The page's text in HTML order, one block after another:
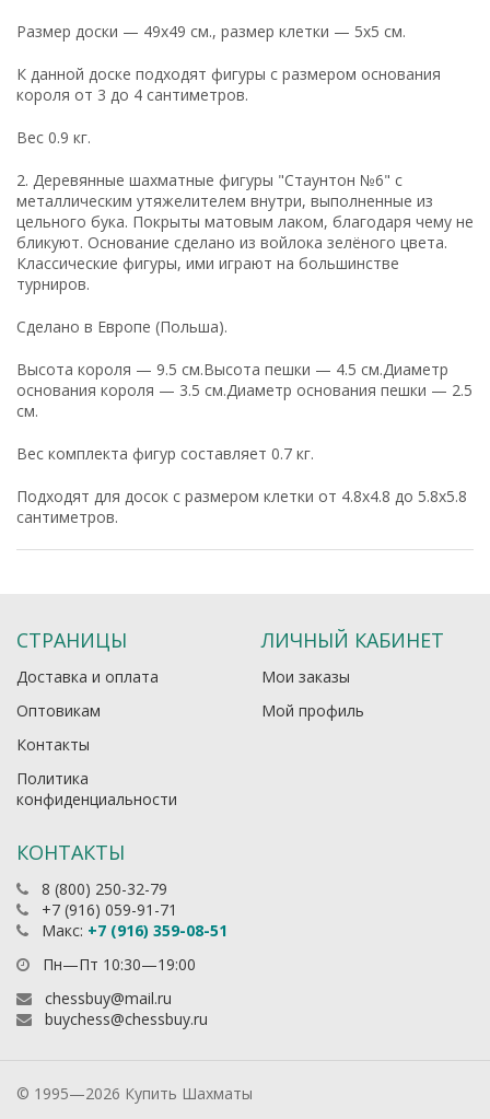
Размер доски — 49x49 см., размер клетки — 5x5 см.
К данной доске подходят фигуры с размером основания
короля от 3 до 4 сантиметров.
Вес 0.9 кг.
2. Деревянные шахматные фигуры "Стаунтон №6" с
металлическим утяжелителем внутри, выполненные из
цельного бука. Покрыты матовым лаком, благодаря чему не
бликуют. Основание сделано из войлока зелёного цвета.
Классические фигуры, ими играют на большинстве
турниров.
Сделано в Европе (Польша).
Высота короля — 9.5 см.Высота пешки — 4.5 см.Диаметр
основания короля — 3.5 см.Диаметр основания пешки — 2.5
см.
Вес комплекта фигур составляет 0.7 кг.
Подходят для досок с размером клетки от 4.8x4.8 до 5.8x5.8
сантиметров.
СТРАНИЦЫ
Доставка и оплата
Оптовикам
Контакты
Политика
конфиденциальности
ЛИЧНЫЙ КАБИНЕТ
Мои заказы
Мой профиль
КОНТАКТЫ
8 (800) 250-32-79
+7 (916) 059-91-71
Макс: +7 (916) 359-08-51
Пн—Пт 10:30—19:00
chessbuy@mail.ru
buychess@chessbuy.ru
© 1995—2026 Купить Шахматы